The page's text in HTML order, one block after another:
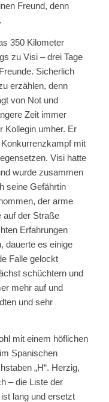
Freund, denn
350 Kilometer
zu Visi – drei Tage
Sicherlich
erzählen, denn
von Not und
Zeit immer
Kollegin umher. Er
mit
Visi hatte
wurde zusammen
seine Gefährtin
der arme
auf der Straße
Erfahrungen
dauerte es einige
Falle gelockt
schüchtern und
mehr auf und
und sehr
mit einem höflichen
Spanischen
„H“. Herzig,
– die Liste der
lang und ersetzt